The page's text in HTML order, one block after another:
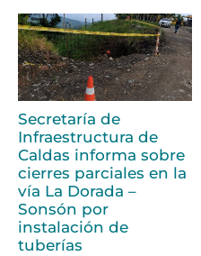
Secretaría de
Infraestructura de
Caldas informa sobre
cierres parciales en la
vía La Dorada –
Sonsón por
instalación de
tuberías